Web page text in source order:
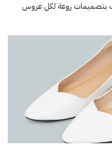
بتصميمات روعة لكل عروس